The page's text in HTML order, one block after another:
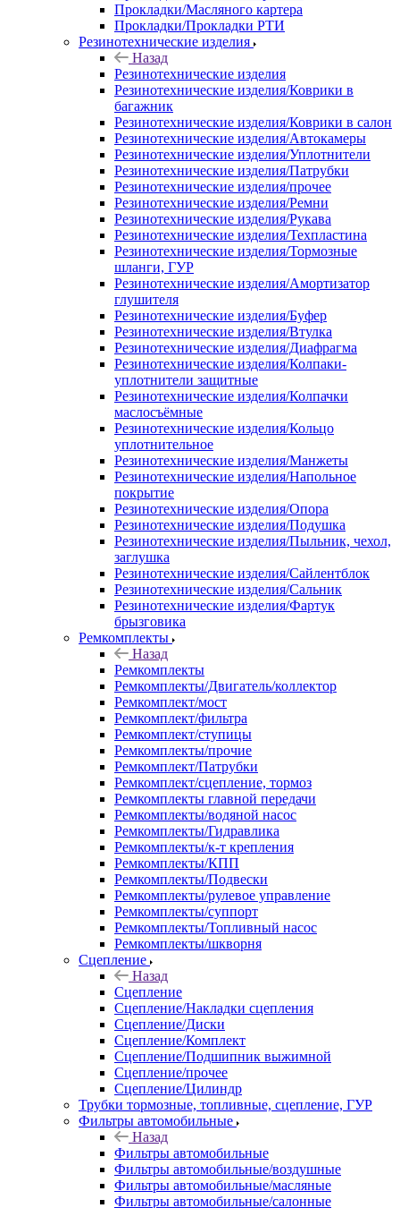
Прокладки/Масляного картера
Прокладки/Прокладки РТИ
Резинотехнические изделия
Назад
Резинотехнические изделия
Резинотехнические изделия/Коврики в
багажник
Резинотехнические изделия/Коврики в салон
Резинотехнические изделия/Автокамеры
Резинотехнические изделия/Уплотнители
Резинотехнические изделия/Патрубки
Резинотехнические изделия/прочее
Резинотехнические изделия/Ремни
Резинотехнические изделия/Рукава
Резинотехнические изделия/Техпластина
Резинотехнические изделия/Тормозные
шланги, ГУР
Резинотехнические изделия/Амортизатор
глушителя
Резинотехнические изделия/Буфер
Резинотехнические изделия/Втулка
Резинотехнические изделия/Диафрагма
Резинотехнические изделия/Колпаки-
уплотнители защитные
Резинотехнические изделия/Колпачки
маслосъёмные
Резинотехнические изделия/Кольцо
уплотнительное
Резинотехнические изделия/Манжеты
Резинотехнические изделия/Напольное
покрытие
Резинотехнические изделия/Опора
Резинотехнические изделия/Подушка
Резинотехнические изделия/Пыльник, чехол,
заглушка
Резинотехнические изделия/Сайлентблок
Резинотехнические изделия/Сальник
Резинотехнические изделия/Фартук
брызговика
Ремкомплекты
Назад
Ремкомплекты
Ремкомплекты/Двигатель/коллектор
Ремкомплект/мост
Ремкомплект/фильтра
Ремкомплект/ступицы
Ремкомплекты/прочие
Ремкомплект/Патрубки
Ремкомплект/сцепление, тормоз
Ремкомплекты главной передачи
Ремкомплекты/водяной насос
Ремкомплекты/Гидравлика
Ремкомплекты/к-т крепления
Ремкомплекты/КПП
Ремкомплекты/Подвески
Ремкомплекты/рулевое управление
Ремкомплекты/суппорт
Ремкомплекты/Топливный насос
Ремкомплекты/шкворня
Сцепление
Назад
Сцепление
Сцепление/Накладки сцепления
Сцепление/Диски
Сцепление/Комплект
Сцепление/Подшипник выжимной
Сцепление/прочее
Сцепление/Цилиндр
Трубки тормозные, топливные, сцепление, ГУР
Фильтры автомобильные
Назад
Фильтры автомобильные
Фильтры автомобильные/воздушные
Фильтры автомобильные/масляные
Фильтры автомобильные/салонные